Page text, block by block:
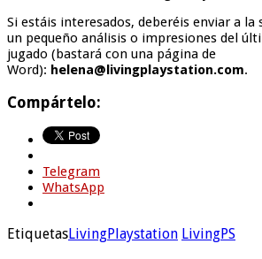
Si estáis interesados, deberéis enviar a
un pequeño análisis o impresiones del
jugado (bastará con una página de
Word): helena@livingplaystation.com.
Compártelo:
Telegram
WhatsApp
EtiquetasLivingPlaystation LivingPS